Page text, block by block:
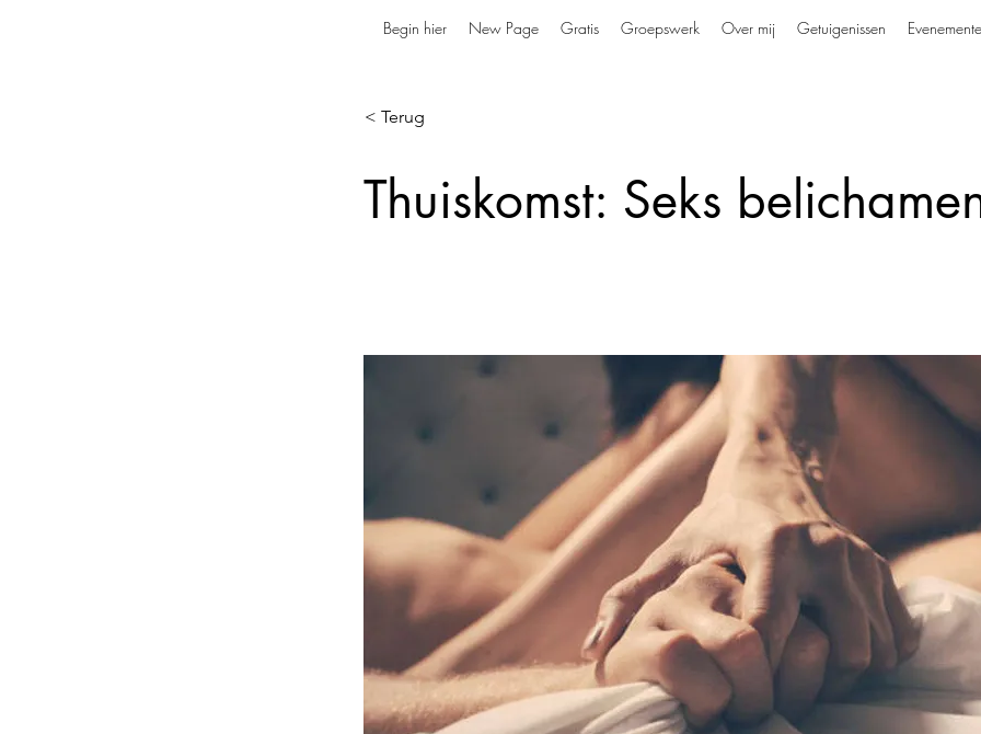
Begin hier New Page Gratis Groepswerk Over mij Getuigenissen
< Terug
Thuiskomst: Seks